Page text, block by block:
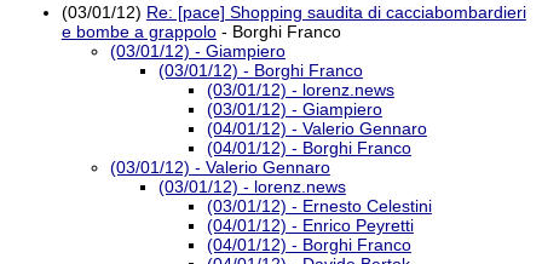
Informativa sulla privacy
Richieste di rimozione
(03/01/12) Re: [pace] Shopping saudita di cacciabombardieri
e bombe a grappolo- Borghi Franco
(03/01/12) - Giampiero
(03/01/12) - Borghi Franco
(03/01/12) - lorenz.news
(03/01/12) - Giampiero
(04/01/12) - Valerio Gennaro
(04/01/12) - Borghi Franco
(03/01/12) - Valerio Gennaro
(03/01/12) - lorenz.news
(03/01/12) - Ernesto Celestini
(04/01/12) - Enrico Peyretti
(04/01/12) - Borghi Franco